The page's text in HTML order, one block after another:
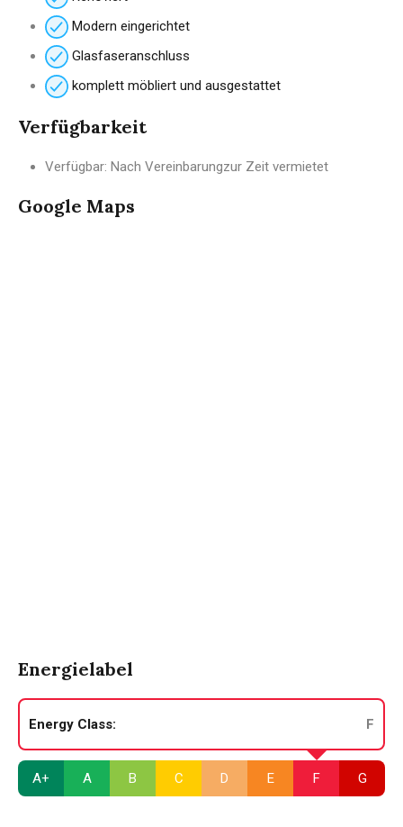
Modern eingerichtet
Glasfaseranschluss
komplett möbliert und ausgestattet
Verfügbarkeit
Verfügbar: Nach Vereinbarungzur Zeit vermietet
Google Maps
Energielabel
Energy Class: F
A+ A B C D E F G